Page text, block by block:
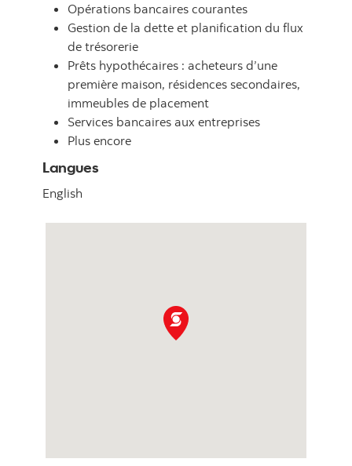
Opérations bancaires courantes
Gestion de la dette et planification du flux
de trésorerie
Prêts hypothécaires : acheteurs d’une
première maison, résidences secondaires,
immeubles de placement
Services bancaires aux entreprises
Plus encore
Langues
English